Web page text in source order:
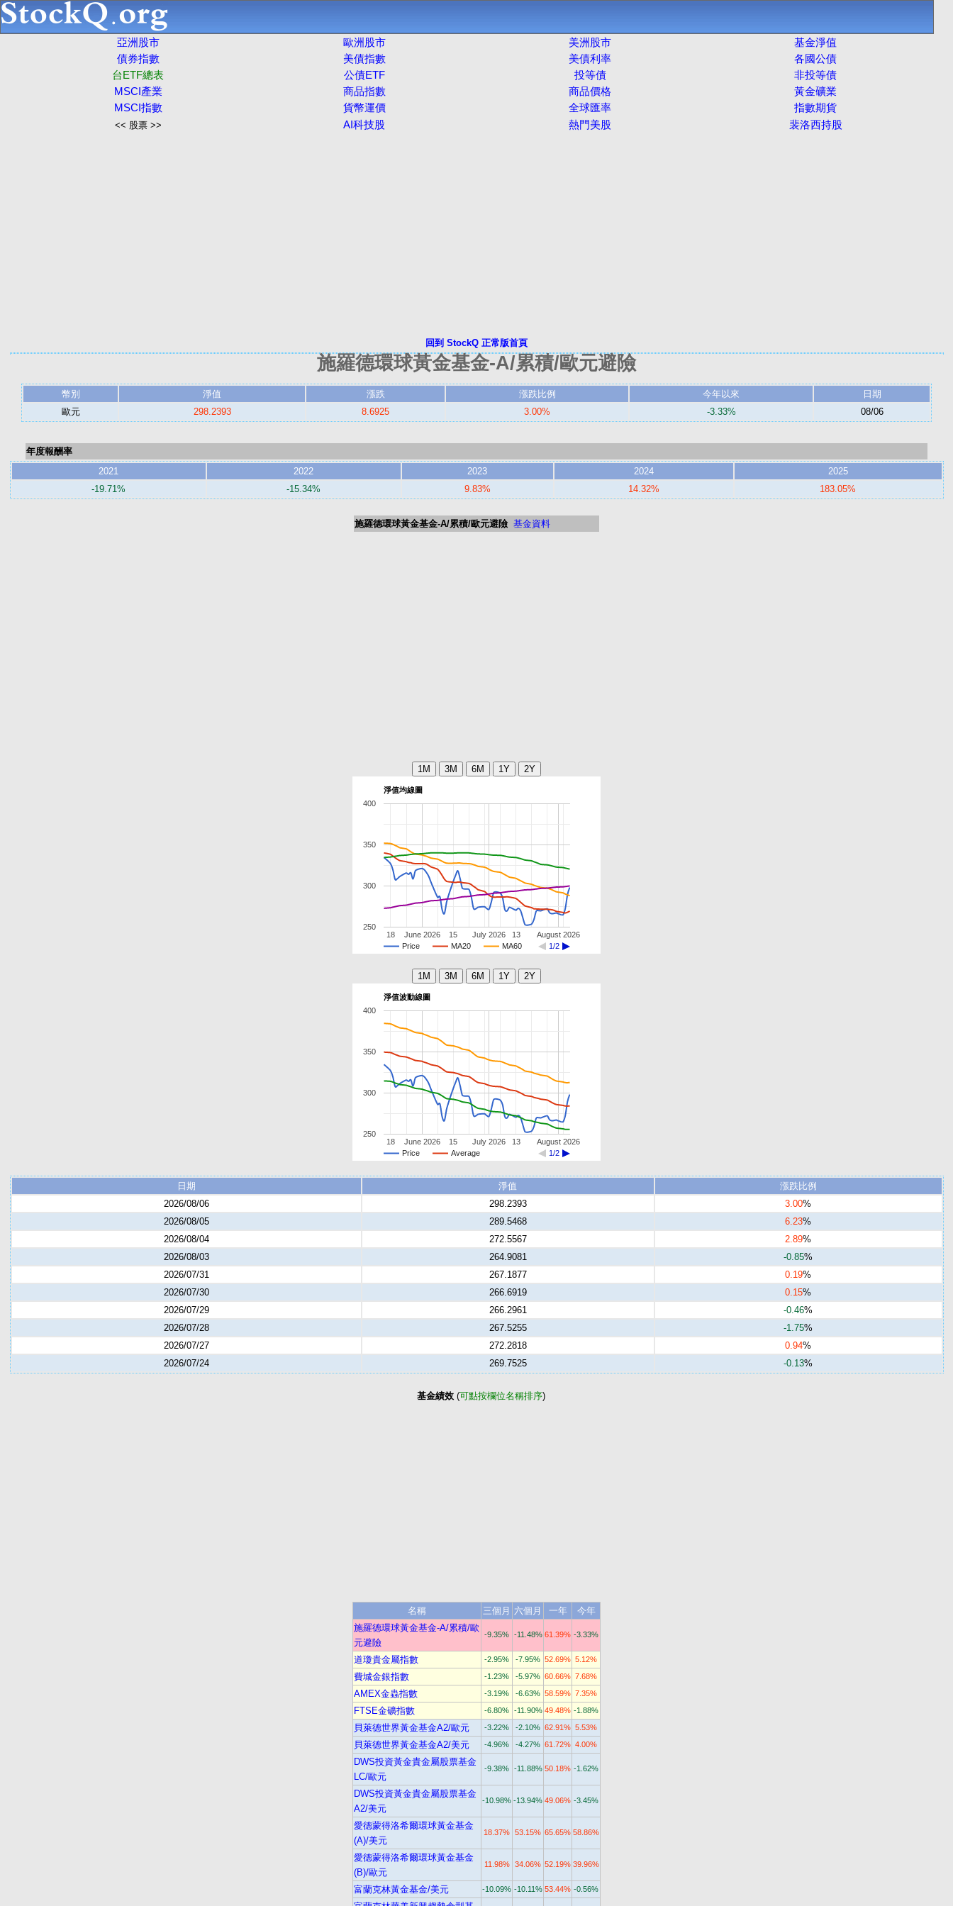
亞洲股市 歐洲股市 美洲股市
基金淨值
債券指數
美債指數 美債利率
各國公債
台ETF總表
公債ETF 投等債
非投等債
MSCI產業
商品指數 商品價格
黃金礦業
MSCI指數
貨幣運價 全球匯率 指數期貨
<< 股票 >> AI科技股 熱門美股 裴洛西持股
回到 StockQ 正常版首頁
施羅德環球黃金基金-A/累積/歐元避險
幣別 淨值 漲跌 漲跌比例 今年以來
日期
歐元
298.2393 8.6925 3.00% -3.33% 08/06
年度報酬率
2021
2022 2023 2024
2025
-19.71%
-15.34% 9.83% 14.32% 183.05%
施羅德環球黃金基金-A/累積/歐元避險 基金資料
淨值均線圖
Price MA20 MA60 1/2
June 2026 July 2026 August 2026
18 15 13
250
300
350
400
淨值波動線圖
Price Average 1/2
June 2026 July 2026 August 2026
18 15 13
250
300
350
400
日期 淨值
漲跌比例
2026/08/06
298.2393 3.00%
2026/08/05
289.5468 6.23%
2026/08/04
272.5567 2.89%
2026/08/03
264.9081 -0.85%
2026/07/31
267.1877 0.19%
2026/07/30
266.6919 0.15%
2026/07/29
266.2961 -0.46%
2026/07/28
267.5255 -1.75%
2026/07/27
272.2818 0.94%
2026/07/24
269.7525 -0.13%
基金績效(可點按欄位名稱排序)
名稱 三個月 六個月 一年
今年
施羅德環球黃金基金-A/累積/歐
元避險
-9.35% -11.48% 61.39% -3.33%
道瓊貴金屬指數 -2.95% -7.95% 52.69% 5.12%
費城金銀指數 -1.23% -5.97% 60.66% 7.68%
AMEX金蟲指數 -3.19% -6.63% 58.59% 7.35%
FTSE金礦指數 -6.80% -11.90% 49.48% -1.88%
貝萊德世界黃金基金A2/歐元 -3.22% -2.10% 62.91% 5.53%
貝萊德世界黃金基金A2/美元 -4.96% -4.27% 61.72% 4.00%
DWS投資黃金貴金屬股票基金
LC/歐元
-9.38% -11.88% 50.18% -1.62%
DWS投資黃金貴金屬股票基金
A2/美元
-10.98% -13.94% 49.06% -3.45%
愛德蒙得洛希爾環球黃金基金
(A)/美元
18.37% 53.15% 65.65% 58.86%
愛德蒙得洛希爾環球黃金基金
(B)/歐元
11.98% 34.06% 52.19% 39.96%
富蘭克林黃金基金/美元 -10.09% -10.11% 53.44% -0.56%